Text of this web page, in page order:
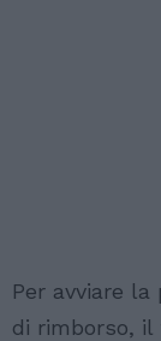
Per avviare
di rimborso, il